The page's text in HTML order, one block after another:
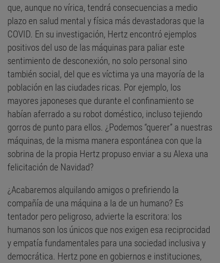
que, aunque no vírica, tendrá consecuencias a medio
plazo en salud mental y física más devastadoras que la
COVID. En su investigación, Hertz encontró ejemplos
positivos del uso de las máquinas para paliar este
sentimiento de desconexión, no solo personal sino
también social, del que es víctima ya una mayoría de la
población en las ciudades ricas. Por ejemplo, los
mayores japoneses que durante el confinamiento se
habían aferrado a su robot doméstico, incluso tejiendo
gorros de punto para ellos. ¿Podemos “querer” a nuestras
máquinas, de la misma manera espontánea con que la
sobrina de la propia Hertz propuso enviar a su Alexa una
felicitación de Navidad?
¿Acabaremos alquilando amigos o prefiriendo la
compañía de una máquina a la de un humano? Es
tentador pero peligroso, advierte la escritora: los
humanos son los únicos que nos exigen esa reciprocidad
y empatía fundamentales para una sociedad inclusiva y
democrática. Hertz pone en gobiernos e instituciones,